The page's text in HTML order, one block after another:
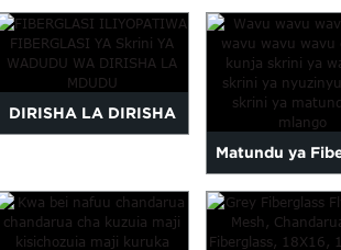
fiberglass isiyoshika
moto/Njia kwa
Wadudu...
DIRISHA LA DIRISHA
YA PVC ILIYOPATIWA
PVC...
Matundu ya
mesh neti ya
yenye